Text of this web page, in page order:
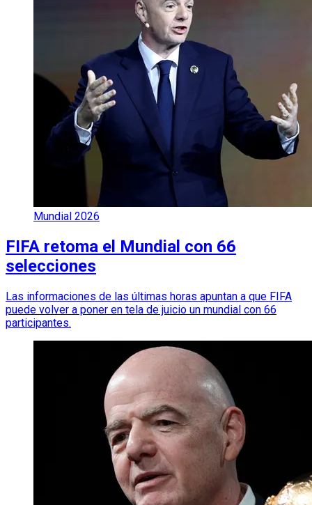
Mundial 2026
FIFA retoma el Mundial con 66
selecciones
Las informaciones de las últimas horas apuntan a que FIFA
puede volver a poner en tela de juicio un mundial con 66
participantes.